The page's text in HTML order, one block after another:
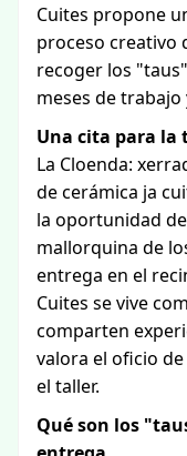
Cuites propone
proceso creativo
recoger los
meses de
Una cita para la
La Cloenda:
de cerámica ja
la oportunidad
mallorquina de
entrega en el
Cuites se vive
comparten
valora el oficio
el taller.
Qué son los